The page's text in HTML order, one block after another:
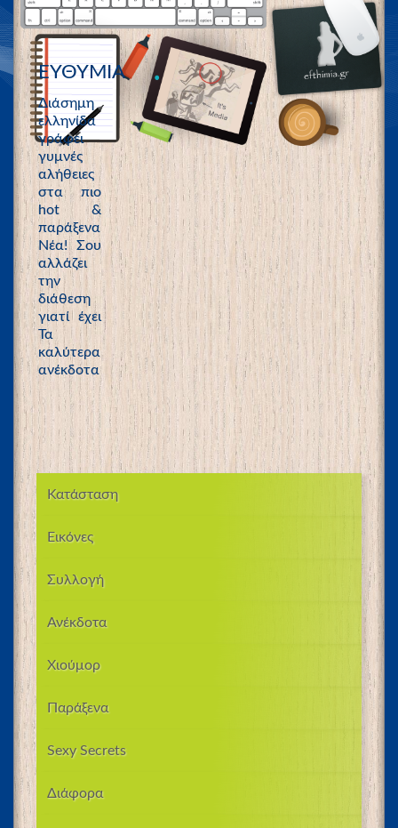
ΕΥΘΥΜΙΑ
Διάσημη
ελληνίδα
γράφει
γυμνές
αλήθειες
στα πιο
hot &
παράξενα
Νέα! Σου
αλλάζει
την
διάθεση
γιατί έχει
Τα
καλύτερα
ανέκδοτα
Κατάσταση
Εικόνες
Συλλογή
Ανέκδοτα
Χιούμορ
Παράξενα
Sexy Secrets
Διάφορα